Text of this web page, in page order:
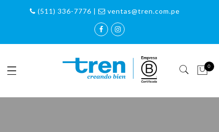
(511) 336-7776 | ventas@tren.com.pe
0